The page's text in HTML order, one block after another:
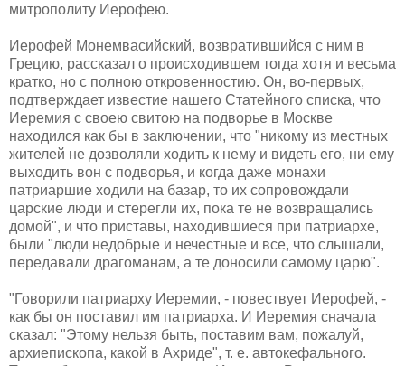
митрополиту Иерофею.
Иерофей Монемвасийский, возвратившийся с ним в
Грецию, рассказал о происходившем тогда хотя и весьма
кратко, но с полною откровенностию. Он, во-первых,
подтверждает известие нашего Статейного списка, что
Иеремия с своею свитою на подворье в Москве
находился как бы в заключении, что "никому из местных
жителей не дозволяли ходить к нему и видеть его, ни ему
выходить вон с подворья, и когда даже монахи
патриаршие ходили на базар, то их сопровождали
царские люди и стерегли их, пока те не возвращались
домой", и что приставы, находившиеся при патриархе,
были "люди недобрые и нечестные и все, что слышали,
передавали драгоманам, а те доносили самому царю".
"Говорили патриарху Иеремии, - повествует Иерофей, -
как бы он поставил им патриарха. И Иеремия сначала
сказал: "Этому нельзя быть, поставим вам, пожалуй,
архиепископа, какой в Ахриде", т. е. автокефального.